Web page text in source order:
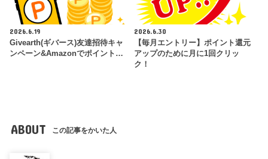
2026.6.19
Givearth(ギバース)友達招待キャ
ンペーン&Amazonでポイント…
2026.6.30
【毎月エントリー】ポイント還元
アップのために月に1回クリッ
ク！
ABOUT この記事をかいた人